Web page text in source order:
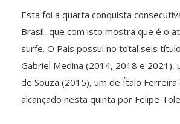
Esta foi a quarta conquista
Brasil, que com isto mostra que é o
surfe. O País possui no total seis
Gabriel Medina (2014, 2018 e 2021),
de Souza (2015), um de Ítalo
alcançado nesta quinta por Felipe